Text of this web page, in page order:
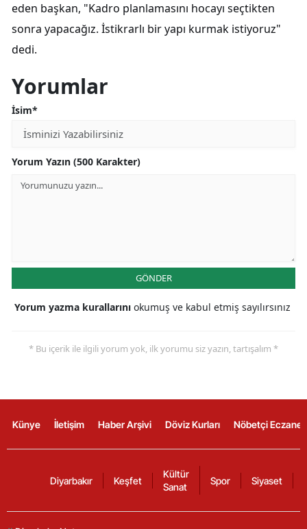
eden başkan, "Kadro planlamasını hocayı seçtikten
sonra yapacağız. İstikrarlı bir yapı kurmak istiyoruz"
dedi.
Yorumlar
İsim*
Yorum Yazın (500 Karakter)
GÖNDER
Yorum yazma kurallarını okumuş ve kabul etmiş sayılırsınız
* Bu içerik ile ilgili yorum yok, ilk yorumu siz yazın, tartışalım *
Künye İletişim Haber Arşivi Döviz Kurları Nöbetçi
Diyarbakır Keşfet
Kültür
Sanat
Spor Siyaset